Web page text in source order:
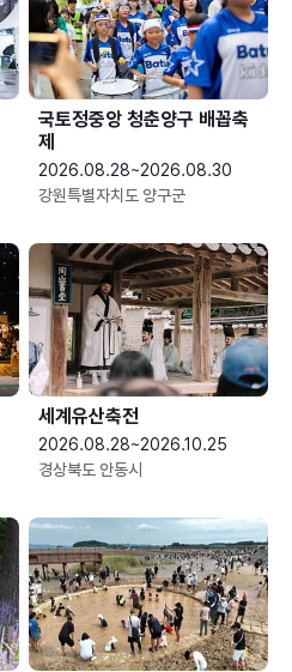
국토정중앙 청춘양구 배꼽축
제
2026.08.28~2026.08.30
강원특별자치도 양구군
세계유산축전
2026.08.28~2026.10.25
경상북도 안동시